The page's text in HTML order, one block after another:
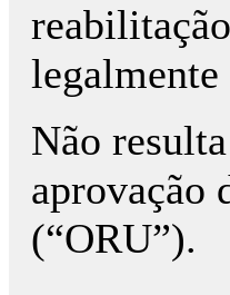
Não
aprovação
(“ORU”).